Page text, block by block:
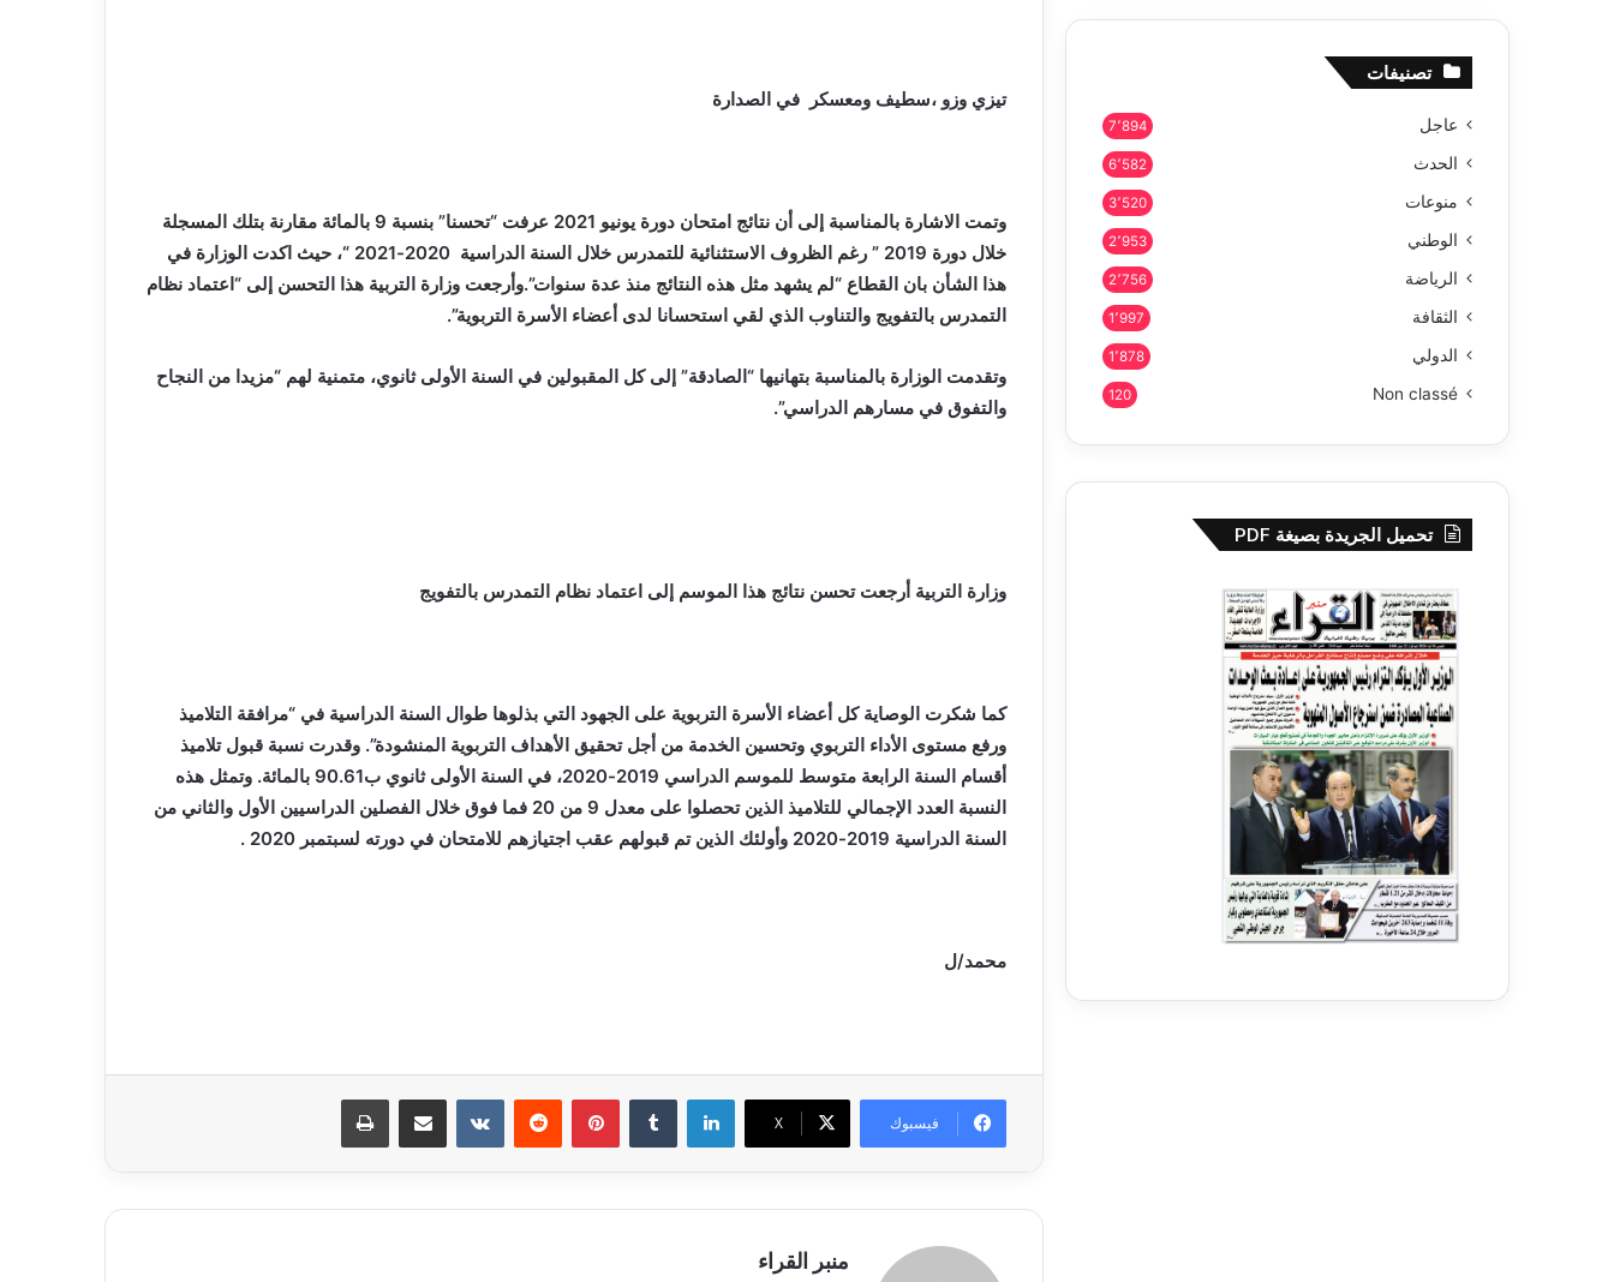
تيزي وزو ،سطيف ومعسكر في الصدارة
وتمت الاشارة بالمناسبة إلى أن نتائج امتحان دورة يونيو 2021 عرفت “تحسنا” بنسبة 9 بالمائة مقارنة بتلك المسجلة
خلال دورة 2019 ” رغم الظروف الاستثنائية للتمدرس خلال السنة الدراسية 2020-2021 “، حيث اكدت الوزارة في
هذا الشأن بان القطاع “لم يشهد مثل هذه النتائج منذ عدة سنوات”.وأرجعت وزارة التربية هذا التحسن إلى “اعتماد نظام
التمدرس بالتفويج والتناوب الذي لقي استحسانا لدى أعضاء الأسرة التربوية”.
وتقدمت الوزارة بالمناسبة بتهانيها “الصادقة” إلى كل المقبولين في السنة الأولى ثانوي، متمنية لهم “مزيدا من النجاح
والتفوق في مسارهم الدراسي”.
وزارة التربية أرجعت تحسن نتائج هذا الموسم إلى اعتماد نظام التمدرس بالتفويج
كما شكرت الوصاية كل أعضاء الأسرة التربوية على الجهود التي بذلوها طوال السنة الدراسية في “مرافقة التلاميذ
ورفع مستوى الأداء التربوي وتحسين الخدمة من أجل تحقيق الأهداف التربوية المنشودة”. وقدرت نسبة قبول تلاميذ
أقسام السنة الرابعة متوسط للموسم الدراسي 2019-2020، في السنة الأولى ثانوي ب90.61 بالمائة. وتمثل هذه
النسبة العدد الإجمالي للتلاميذ الذين تحصلوا على معدل 9 من 20 فما فوق خلال الفصلين الدراسيين الأول والثاني من
السنة الدراسية 2019-2020 وأولئك الذين تم قبولهم عقب اجتيازهم للامتحان في دورته لسبتمبر 2020 .
محمد/ل
فيسبوك X
لينكدإن بينتيريست مشاركة عبر البريد
منبر القراء
تصنيفات
عاجل 7٬894
الحدث 6٬582
منوعات 3٬520
الوطني 2٬953
الرياضة 2٬756
الثقافة 1٬997
الدولي 1٬878
Non classé
120
تحميل الجريدة بصيغة PDF